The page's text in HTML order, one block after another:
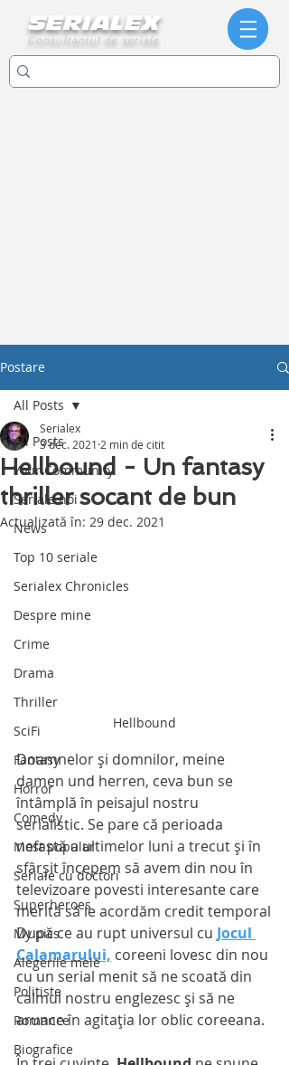
SERIALEX
Consultantul de seriale
Postare
All Posts
Your Community
Seriale noi
News
Top 10 seriale
Serialex Chronicles
Despre mine
Crime
Drama
Thriller
SciFi
Fantasy
Horror
Comedy
Most popular
Seriale cu doctori
Superheroes
My pics
Alegerile mele
Politiste
Romance
Biografice
All Posts
Hellbound - Un fantasy
thriller socant de bun
Serialex
3 dec. 2021 2 min de citit
Actualizată în: 29 dec. 2021
Hellbound
Doamnelor şi domnilor, meine
damen und herren, ceva bun se
întâmplă în peisajul nostru
serialistic. Se pare că perioada
nefastă a ultimelor luni a trecut şi în
sfârşit începem să avem din nou în
televizoare povesti interesante care
merită să le acordăm credit temporal
După ce au rupt universul cu Jocul
Calamarului, coreeni lovesc din nou
cu un serial menit să ne scoată din
calmul nostru englezesc şi să ne
arunce în agitaţia lor oblic coreeana.